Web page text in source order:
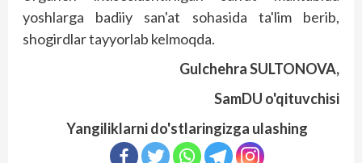
yoshlarga badiiy san'at sohasida ta'lim berib,
shogirdlar tayyorlab kelmoqda.
Gulchehra SULTONOVA,
SamDU o'qituvchisi
Yangiliklarni do'stlaringizga ulashing